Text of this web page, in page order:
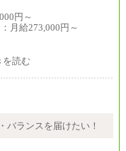
円～
月給273,000円～
において発揮できると
読む
バランスを届けたい！